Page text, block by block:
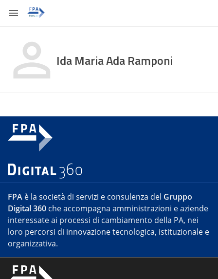
Ida Maria Ada Ramponi
FPA è la società di servizi e consulenza del Gruppo
Digital 360 che accompagna amministrazioni e aziende
interessate ai processi di cambiamento della PA, nei
loro percorsi di innovazione tecnologica, istituzionale e
organizzativa.